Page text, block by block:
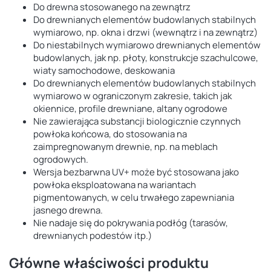
Do drewna stosowanego na zewnątrz
Do drewnianych elementów budowlanych stabilnych
wymiarowo, np. okna i drzwi (wewnątrz i na zewnątrz)
Do niestabilnych wymiarowo drewnianych elementów
budowlanych, jak np. płoty, konstrukcje szachulcowe,
wiaty samochodowe, deskowania
Do drewnianych elementów budowlanych stabilnych
wymiarowo w ograniczonym zakresie, takich jak
okiennice, profile drewniane, altany ogrodowe
Nie zawierająca substancji biologicznie czynnych
powłoka końcowa, do stosowania na
zaimpregnowanym drewnie, np. na meblach
ogrodowych.
Wersja bezbarwna UV+ może być stosowana jako
powłoka eksploatowana na wariantach
pigmentowanych, w celu trwałego zapewniania
jasnego drewna.
Nie nadaje się do pokrywania podłóg (tarasów,
drewnianych podestów itp.)
Główne właściwości produktu